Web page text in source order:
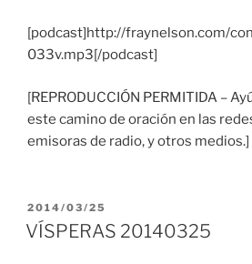
[podcast]http://fraynelson.com/
033v.mp3[/podcast]
[REPRODUCCIÓN PERMITIDA –
este camino de oración en las
emisoras de radio, y otros medios.]
PUBLICADO
EL
2014/03/25
VÍSPERAS 20140325